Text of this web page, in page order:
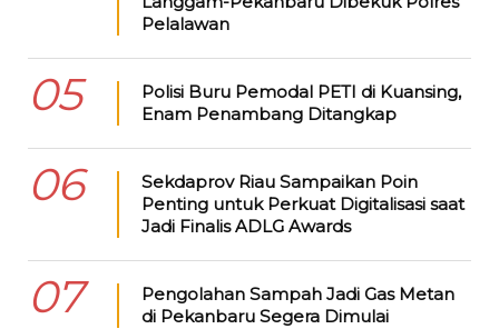
Pelalawan
05
Polisi Buru Pemodal PETI di Kuansing,
Enam Penambang Ditangkap
06
Sekdaprov Riau Sampaikan Poin
Penting untuk Perkuat Digitalisasi saat
Jadi Finalis ADLG Awards
07
Pengolahan Sampah Jadi Gas Metan
di Pekanbaru Segera Dimulai